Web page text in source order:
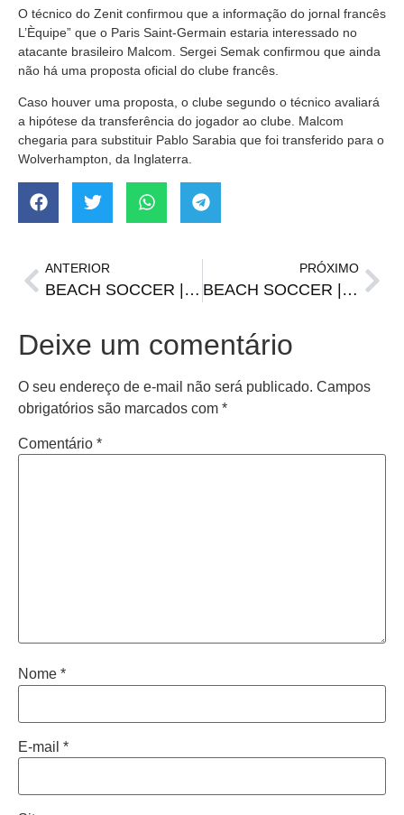
O técnico do Zenit confirmou que a informação do jornal francês
L’Èquipe” que o Paris Saint-Germain estaria interessado no
atacante brasileiro Malcom. Sergei Semak confirmou que ainda
não há uma proposta oficial do clube francês.
Caso houver uma proposta, o clube segundo o técnico avaliará
a hipótese da transferência do jogador ao clube. Malcom
chegaria para substituir Pablo Sarabia que foi transferido para o
Wolverhampton, da Inglaterra.
ANTERIOR
BEACH SOCCER | Santiago vence na estreia
PRÓXIMO
BEACH SOCCER | Santiago 100% em Torres
Deixe um comentário
O seu endereço de e-mail não será publicado. Campos
obrigatórios são marcados com *
Comentário *
Nome *
E-mail *